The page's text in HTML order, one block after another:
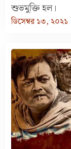
শুভমুক্তি হল।
ডিসেম্বর ১৩, ২০২১